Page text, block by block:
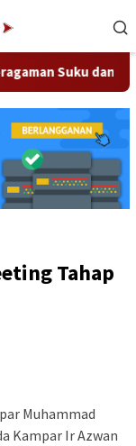
Suku dan Budaya
Tahap
Muhammad
Kampar Ir Azwan